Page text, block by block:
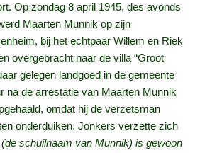
Op zondag 8 april 1945, des avonds
Maarten Munnik op zijn
bij het echtpaar Willem en Riek
overgebracht naar de villa “Groot
gelegen landgoed in de gemeente
na de arrestatie van Maarten Munnik
omdat hij de verzetsman
onderduiken. Jonkers verzette zich
(de schuilnaam van Munnik) is gewoon